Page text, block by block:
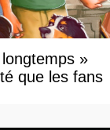
»
que les fans